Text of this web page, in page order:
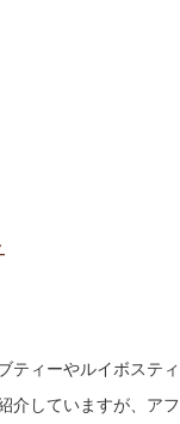
ティーやルイボスティ
介していますが、アフ